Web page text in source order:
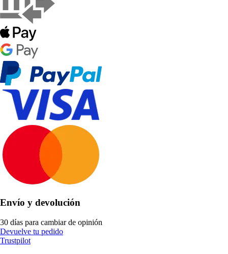
Envío y devolución
30 días para cambiar de opinión
Devuelve tu pedido
Trustpilot